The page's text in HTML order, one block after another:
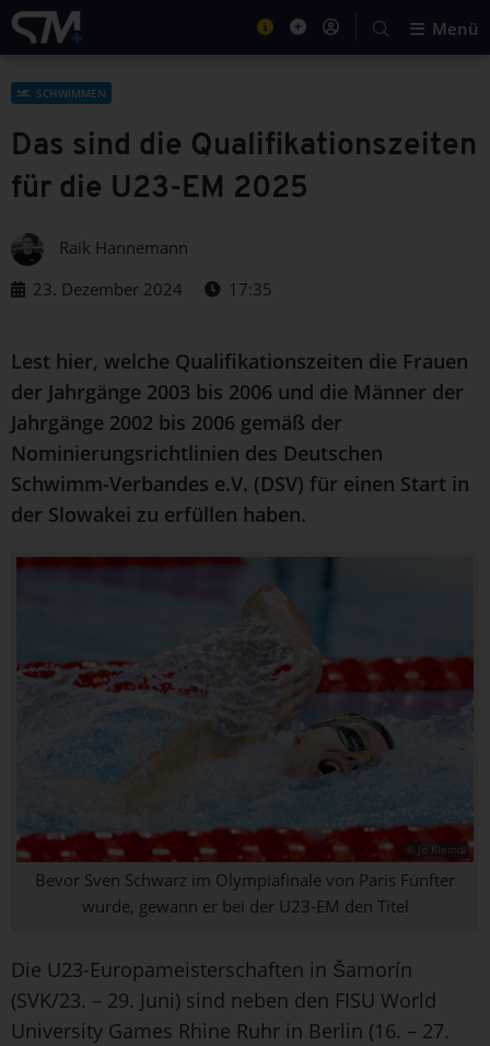
Menü
SCHWIMMEN
Das sind die Qualifikationszeiten
für die U23-EM 2025
Raik Hannemann
23. Dezember 2024
17:35
Lest hier, welche Qualifikationszeiten die Frauen
der Jahrgänge 2003 bis 2006 und die Männer der
Jahrgänge 2002 bis 2006 gemäß der
Nominierungsrichtlinien des Deutschen
Schwimm-Verbandes e.V. (DSV) für einen Start in
der Slowakei zu erfüllen haben.
© Jo Kleindl
Bevor Sven Schwarz im Olympiafinale von Paris Fünfter
wurde, gewann er bei der U23-EM den Titel
Die U23-Europameisterschaften in Šamorín
(SVK/23. – 29. Juni) sind neben den FISU World
University Games Rhine Ruhr in Berlin (16. – 27.